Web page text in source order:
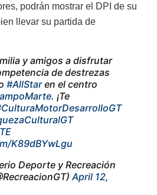
podrán mostrar el DPI de su
llevar su partida de
y amigos a disfrutar
de destrezas
#AllStaren el centro
. ¡Te
K89dBYwLgu
Deporte y Recreación
April 12,